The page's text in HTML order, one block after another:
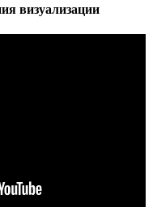
визуализации